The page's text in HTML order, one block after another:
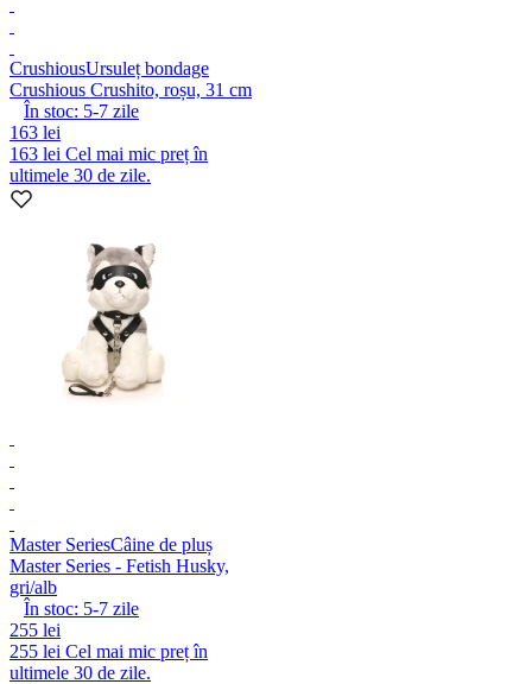
CrushiousUrsuleț bondage
Crushious Crushito, roșu, 31 cm
În stoc: 5-7 zile
163 lei
163 lei Cel mai mic preț în
ultimele 30 de zile.
Master SeriesCâine de pluș
Master Series - Fetish Husky,
gri/alb
În stoc: 5-7 zile
255 lei
255 lei Cel mai mic preț în
ultimele 30 de zile.